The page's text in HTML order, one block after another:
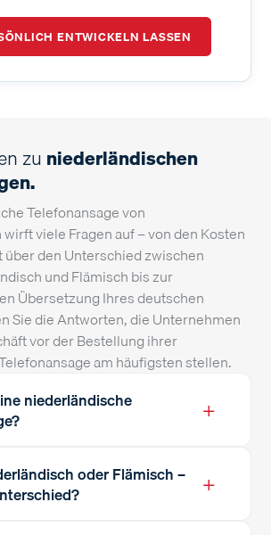
ENTWICKELN LASSEN
zu niederländischen
Telefonansage von
viele Fragen auf – von den Kosten
den Unterschied zwischen
und Flämisch bis zur
Übersetzung Ihres deutschen
Sie die Antworten, die Unternehmen
vor der Bestellung ihrer
am häufigsten stellen.
niederländische
+
oder Flämisch –
+